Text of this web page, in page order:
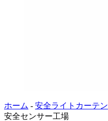
ホーム - 安全ライトカーテン
安全センサー工場